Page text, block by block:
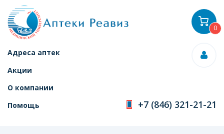
Адреса аптек
Акции
О компании
Помощь
+7 (846) 321-21-21
0